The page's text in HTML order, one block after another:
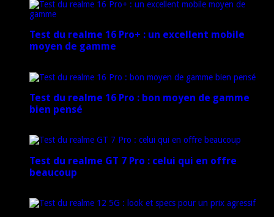
Test du realme 16 Pro+ : un excellent mobile
moyen de gamme
Test du realme 16 Pro : bon moyen de gamme
bien pensé
Test du realme GT 7 Pro : celui qui en offre
beaucoup